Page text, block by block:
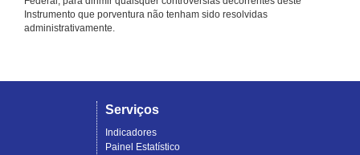
Instrumento que porventura não tenham sido resolvidas
administrativamente.
Serviços
Indicadores
Painel Estatístico